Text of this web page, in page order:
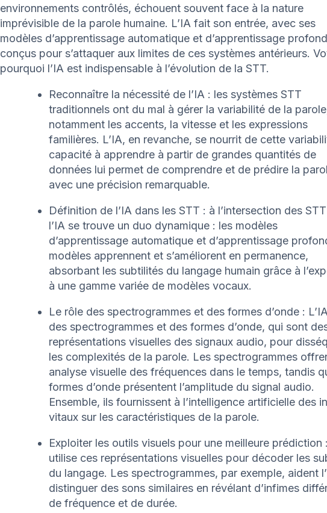
environnements contrôlés, échouent souvent face à la nature
imprévisible de la parole humaine. L’IA fait son entrée, avec ses
modèles d’apprentissage automatique et d’apprentissage profond
conçus pour s’attaquer aux limites de ces systèmes antérieurs.
pourquoi l’IA est indispensable à l’évolution de la STT.
Reconnaître la nécessité de l’IA : les systèmes STT
traditionnels ont du mal à gérer la variabilité de la
notamment les accents, la vitesse et les expressions
familières. L’IA, en revanche, se nourrit de cette
capacité à apprendre à partir de grandes quantités de
données lui permet de comprendre et de prédire la
avec une précision remarquable.
Définition de l’IA dans les STT : à l’intersection des
l’IA se trouve un duo dynamique : les modèles
d’apprentissage automatique et d’apprentissage
modèles apprennent et s’améliorent en permanence,
absorbant les subtilités du langage humain grâce à
à une gamme variée de modèles vocaux.
Le rôle des spectrogrammes et des formes d’onde :
des spectrogrammes et des formes d’onde, qui sont
représentations visuelles des signaux audio, pour
les complexités de la parole. Les spectrogrammes
analyse visuelle des fréquences dans le temps, tandis
formes d’onde présentent l’amplitude du signal audio.
Ensemble, ils fournissent à l’intelligence artificielle des
vitaux sur les caractéristiques de la parole.
Exploiter les outils visuels pour une meilleure prédiction
utilise ces représentations visuelles pour décoder les
du langage. Les spectrogrammes, par exemple, aident
distinguer des sons similaires en révélant d’infimes
de fréquence et de durée.